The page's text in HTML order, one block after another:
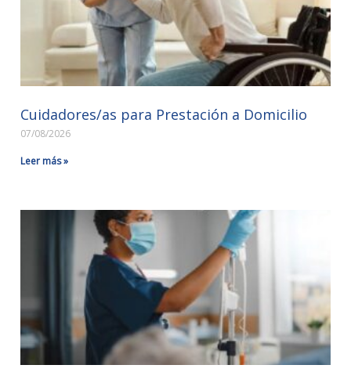
Cuidadores/as para Prestación a Domicilio
07/08/2026
Leer más »